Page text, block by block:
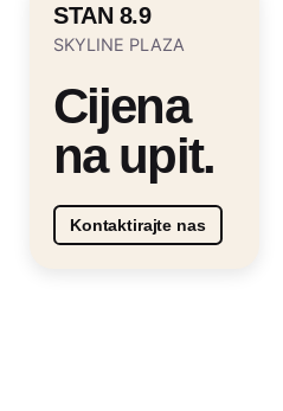
STAN 8.9
SKYLINE PLAZA
Cijena
na upit.
Kontaktirajte nas